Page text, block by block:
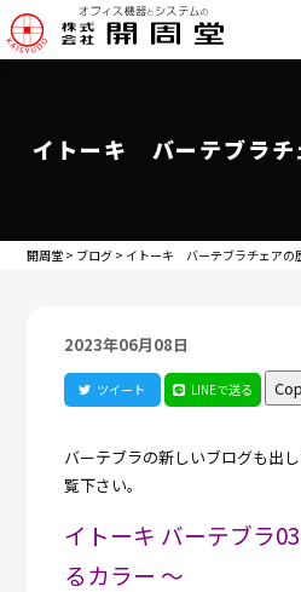
イトーキ バーテブラチ
開周堂 > ブログ > イトーキ バーテブラチェアの
2023年06月08日
ツイート LINEで送る
バーテブラの新しいブログも出
覧下さい。
イトーキ バーテブラ
るカラー ～